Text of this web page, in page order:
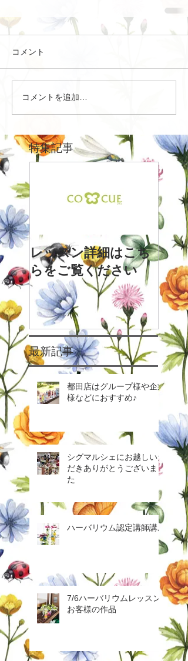
コメント
コメントを追加…
特集記事
レッスン詳細はこち
らをご覧ください
最新記事
都田店はグループ様や企業
様などにおすすめ♪
シグマルシェにお越しいた
だきありがとうございまし
た
ハーバリウム認定講師講座
7/6ハーバリウムレッスン
お客様の作品